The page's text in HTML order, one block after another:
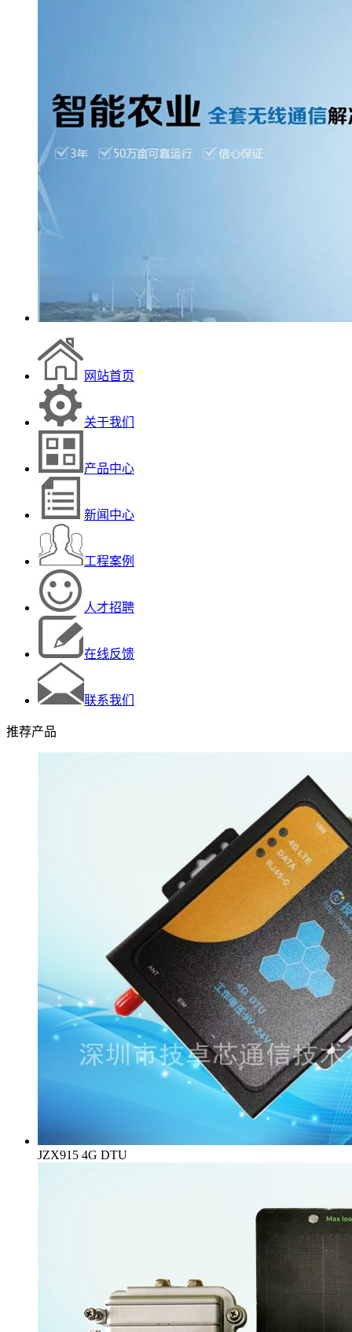
网站首页
关于我们
产品中心
新闻中心
工程案例
人才招聘
在线反馈
联系我们
推荐产品
JZX915 4G DTU